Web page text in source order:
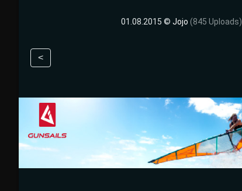
01.08.2015 © Jojo (845 Uploads)
<